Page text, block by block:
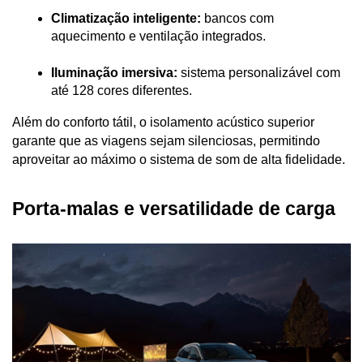
Climatização inteligente: bancos com
aquecimento e ventilação integrados.
Iluminação imersiva: sistema personalizável com
até 128 cores diferentes.
Além do conforto tátil, o isolamento acústico superior
garante que as viagens sejam silenciosas, permitindo
aproveitar ao máximo o sistema de som de alta fidelidade.
Porta-malas e versatilidade de carga